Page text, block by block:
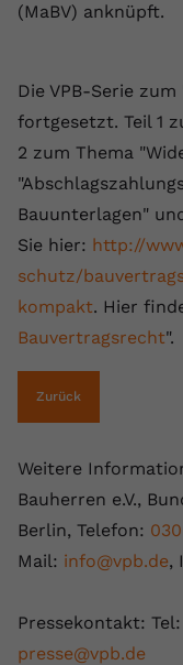
(MaBV) anknüpft.
Die VPB-Serie zum
fortgesetzt. Teil 1
2 zum Thema
Bauunterlagen"
Sie hier: http://
schutz/
kompakt. Hier
Bauvertragsrecht".
Zurück
Weitere
Bauherren e.V.,
Berlin, Telefon:
Mail: info@vpb.de,
Pressekontakt: Tel:
presse@vpb.de